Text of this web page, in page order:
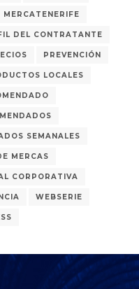
MERCATENERIFE
DEL CONTRATANTE
PREVENCIÓN
LOCALES
SEMANALES
MERCAS
CORPORATIVA
WEBSERIE